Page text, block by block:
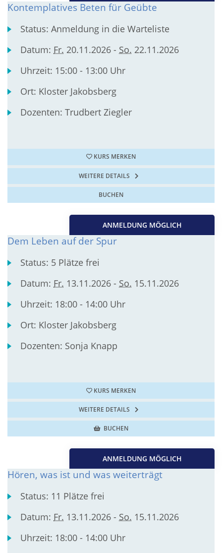
Kontemplatives Beten für Geübte
Status:Anmeldung in die Warteliste
Datum: Fr. 20.11.2026 - So. 22.11.2026
Uhrzeit: 15:00 - 13:00 Uhr
Ort: Kloster Jakobsberg
Dozenten:Trudbert Ziegler
KURS MERKEN
WEITERE DETAILS
BUCHEN
ANMELDUNG MÖGLICH
Dem Leben auf der Spur
Status: 5 Plätze frei
Datum: Fr. 13.11.2026 - So. 15.11.2026
Uhrzeit: 18:00 - 14:00 Uhr
Ort: Kloster Jakobsberg
Dozenten: Sonja Knapp
KURS MERKEN
WEITERE DETAILS
BUCHEN
ANMELDUNG MÖGLICH
Hören, was ist und was weiterträgt
Status: 11 Plätze frei
Datum: Fr. 13.11.2026 - So. 15.11.2026
Uhrzeit: 18:00 - 14:00 Uhr